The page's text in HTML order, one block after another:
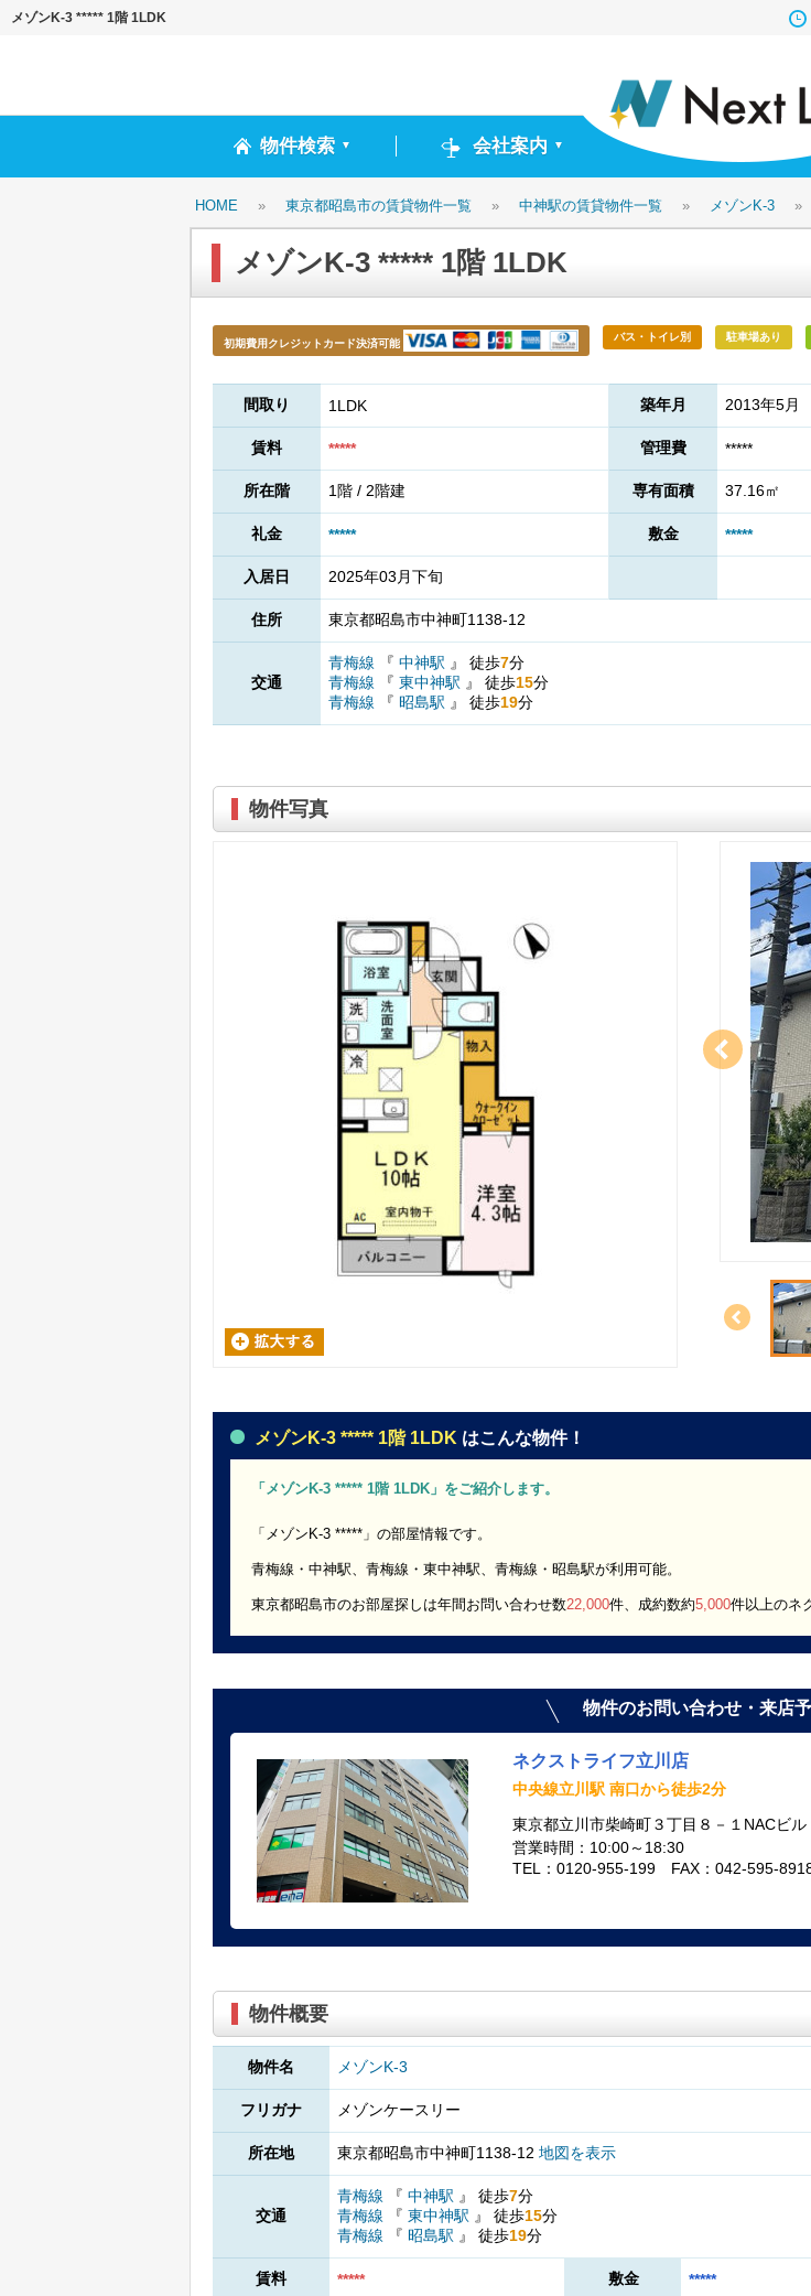
メゾンK-3 ***** 1階 1LDK
物件検索 ▼ 会社案内 ▼
HOME » 東京都昭島市の賃貸物件一覧 » 中神駅の賃貸物件一覧 » メゾンK-3 »
メゾンK-3 ***** 1階 1LDK
初期費用クレジットカード決済可能
バス・トイレ別 駐車場あり
間取り 1LDK 築年月 2013年5月
賃料 ***** 管理費 *****
所在階 1階 / 2階建 専有面積 37.16㎡
礼金 ***** 敷金 *****
入居日 2025年03月下旬
住所 東京都昭島市中神町1138-12
交通
青梅線 『 中神駅 』 徒歩7分
青梅線
『 東中神駅 』 徒歩15分
青梅線
『 昭島駅 』 徒歩19分
物件写真
メゾンK-3 ***** 1階 1LDK はこんな物件！
「メゾンK-3 ***** 1階 1LDK」をご紹介します。
「メゾンK-3 *****」の部屋情報です。
青梅線・中神駅、青梅線・東中神駅、青梅線・昭島駅が利用可能。
東京都昭島市のお部屋探しは年間お問い合わせ数22,000件、成約数約5,000件以上のネ
物件のお問い合わせ・来店
ネクストライフ立川店
中央線立川駅 南口から徒歩2分
東京都立川市柴崎町３丁目８－１NACビル
営業時間：10:00～18:30
TEL：0120-955-199 FAX：042-595-
物件概要
物件名 メゾンK-3
フリガナ メゾンケースリー
所在地 東京都昭島市中神町1138-12 地図を表示
交通
青梅線 『 中神駅 』 徒歩7分
青梅線
『 東中神駅 』 徒歩15分
青梅線
『 昭島駅 』 徒歩19分
賃料 ***** 敷金 *****